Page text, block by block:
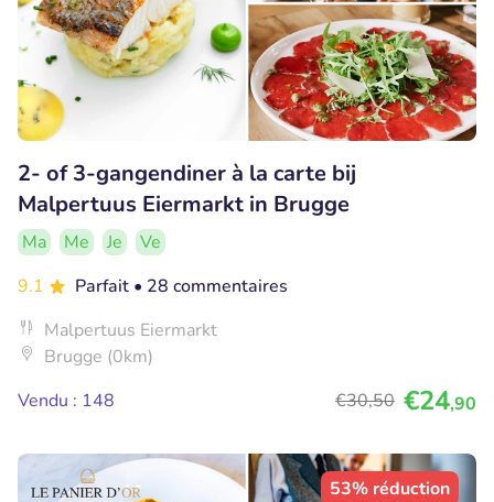
2- of 3-gangendiner à la carte bij
Malpertuus Eiermarkt in Brugge
Ma Me Je
Ve
9.1
Parfait • 28 commentaires
Malpertuus Eiermarkt
Brugge (0km)
Vendu : 148
€30,50 €24,90
53% réduction